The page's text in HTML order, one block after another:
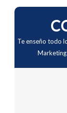
Te enseño todo